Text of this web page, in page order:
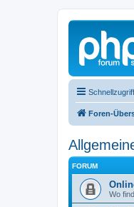
Schnellzugriff
Foren-
FORUM
Wo